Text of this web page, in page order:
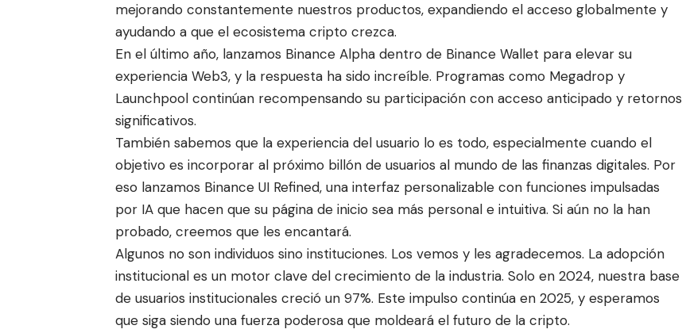
mejorando constantemente nuestros productos, expandiendo el acceso globalmente y
ayudando a que el ecosistema cripto crezca.
En el último año, lanzamos Binance Alpha dentro de Binance Wallet para elevar su
experiencia Web3, y la respuesta ha sido increíble. Programas como Megadrop y
Launchpool continúan recompensando su participación con acceso anticipado y retornos
significativos.
También sabemos que la experiencia del usuario lo es todo, especialmente cuando el
objetivo es incorporar al próximo billón de usuarios al mundo de las finanzas digitales. Por
eso lanzamos Binance UI Refined, una interfaz personalizable con funciones impulsadas
por IA que hacen que su página de inicio sea más personal e intuitiva. Si aún no la han
probado, creemos que les encantará.
Algunos no son individuos sino instituciones. Los vemos y les agradecemos. La adopción
institucional es un motor clave del crecimiento de la industria. Solo en 2024, nuestra base
de usuarios institucionales creció un 97%. Este impulso continúa en 2025, y esperamos
que siga siendo una fuerza poderosa que moldeará el futuro de la cripto.